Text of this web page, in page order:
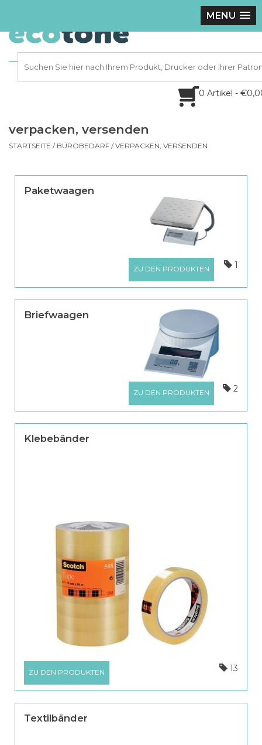
MENU
0 Artikel -
verpacken, versenden
STARTSEITE / BÜROBEDARF /VERPACKEN, VERSENDEN
Paketwaagen
ZU DEN PRODUKTEN 1
Briefwaagen
ZU DEN PRODUKTEN 2
Klebebänder
ZU DEN PRODUKTEN 13
Textilbänder